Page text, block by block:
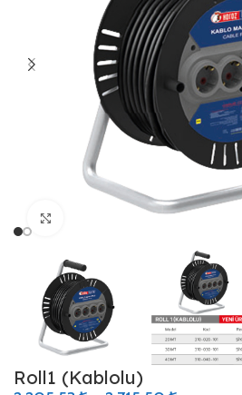
Büyütmek için tıklayın
Roll1 (Kablolu)